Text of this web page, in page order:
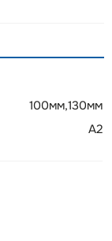
100мм,130мм
A2